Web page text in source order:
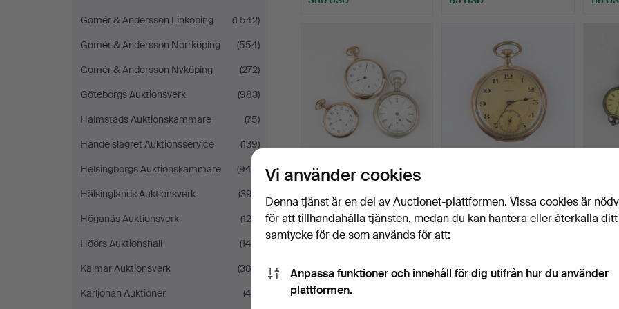
Gomér & Andersson Linköping
(1 542)
Gomér & Andersson Norrköping
(554)
Gomér & Andersson Nyköping
(272)
Göteborgs Auktionsverk
(983)
Halmstads Auktionskammare
(75)
Handelslagret Auktionsservice
(139)
Helsingborgs Auktionskammare
(945)
Hälsinglands Auktionsverk
(393)
Höganäs Auktionsverk
(120)
Höörs Auktionshall
(145)
Kalmar Auktionsverk
(388)
Karljohan Auktioner
(49)
ELGIN, fickur, 3 st, 45-
58,5, metall, tidi…
Klubbades 30 jul 2026
19 bud
150 USD
Klubbades 30 jul 2026
4 bud
G…
16 bud
Vi använder cookies
Denna tjänst är en del av Auctionet-plattformen. Vissa cookies är
för att tillhandahålla tjänsten, medan du kan hantera eller återkalla ditt
samtycke för de som används för att:
Anpassa funktioner och innehåll för dig utifrån hur du använder
plattformen.